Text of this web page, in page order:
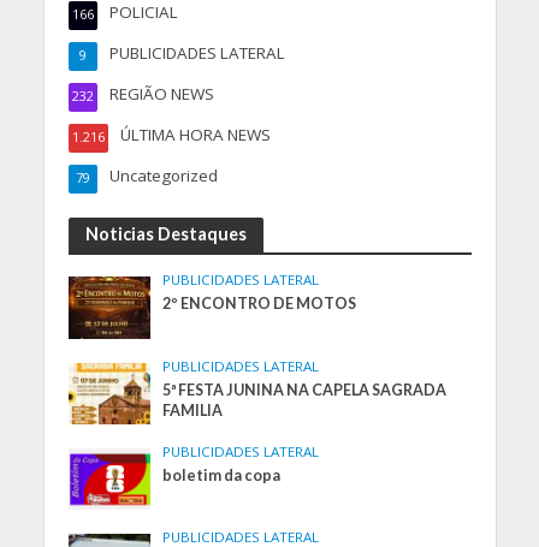
POLICIAL
166
PUBLICIDADES LATERAL
9
REGIÃO NEWS
232
ÚLTIMA HORA NEWS
1.216
Uncategorized
79
Noticias Destaques
PUBLICIDADES LATERAL
2º ENCONTRO DE MOTOS
PUBLICIDADES LATERAL
5ª FESTA JUNINA NA CAPELA SAGRADA
FAMILIA
PUBLICIDADES LATERAL
boletim da copa
PUBLICIDADES LATERAL